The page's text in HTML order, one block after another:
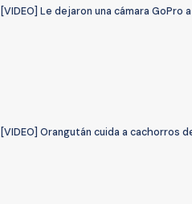
[VIDEO] Le dejaron una cámara GoPro
[VIDEO] Orangután cuida a cachorros